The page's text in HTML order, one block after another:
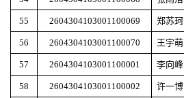
55 2604304103001100069 郑苏珂
56 2604304103001100070 王宇萌
57 2604304103001100001 李向峰
58 2604304103001100002 许一博